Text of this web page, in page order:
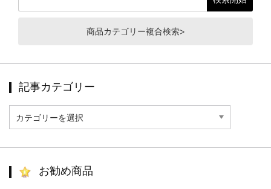
商品カテゴリー複合検索>
記事カテゴリー
事
カ
お勧め商品